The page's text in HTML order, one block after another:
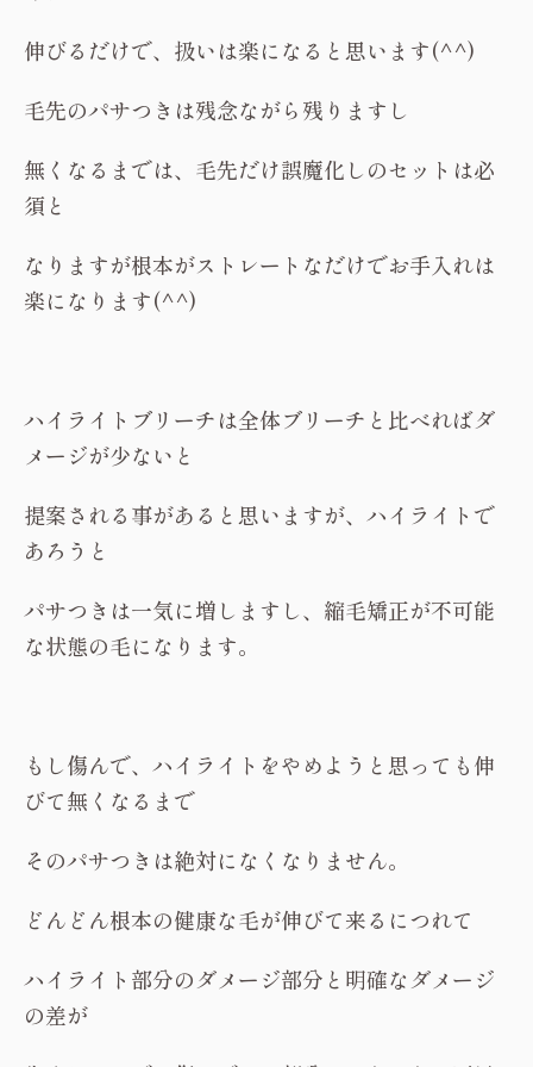
伸びるだけで、扱いは楽になると思います(^^)
毛先のパサつきは残念ながら残りますし
無くなるまでは、毛先だけ誤魔化しのセットは必
須と
なりますが根本がストレートなだけでお手入れは
楽になります(^^)
ハイライトブリーチは全体ブリーチと比べればダ
メージが少ないと
提案される事があると思いますが、ハイライトで
あろうと
パサつきは一気に増しますし、縮毛矯正が不可能
な状態の毛になります。
もし傷んで、ハイライトをやめようと思っても伸
びて無くなるまで
そのパサつきは絶対になくなりません。
どんどん根本の健康な毛が伸びて来るにつれて
ハイライト部分のダメージ部分と明確なダメージ
の差が